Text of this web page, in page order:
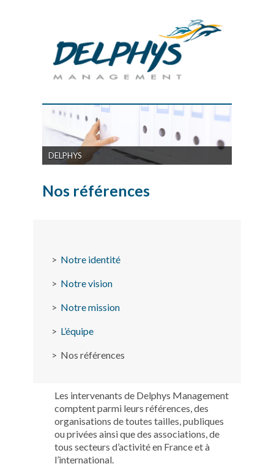
DELPHYS
Nos références
> Notre identité
> Notre vision
> Notre mission
> L’équipe
> Nos références
Les intervenants de Delphys Management
comptent parmi leurs références, des
organisations de toutes tailles, publiques
ou privées ainsi que des associations, de
tous secteurs d’activité en France et à
l’international.